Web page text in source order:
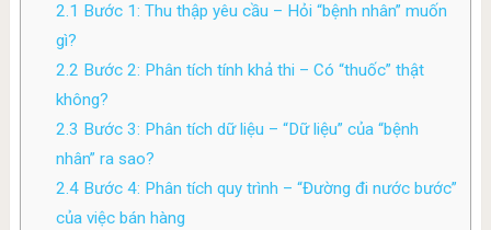
2.1 Bước 1: Thu thập yêu cầu – Hỏi “bệnh nhân” muốn
gì?
2.2 Bước 2: Phân tích tính khả thi – Có “thuốc” thật
không?
2.3 Bước 3: Phân tích dữ liệu – “Dữ liệu” của “bệnh
nhân” ra sao?
2.4 Bước 4: Phân tích quy trình – “Đường đi nước bước”
của việc bán hàng